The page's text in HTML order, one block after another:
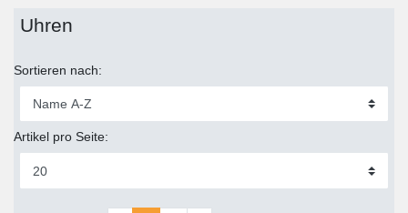
Uhren
Sortieren nach:
Artikel pro Seite: